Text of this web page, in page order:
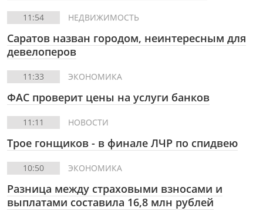
11:54 НЕДВИЖИМОСТЬ
Саратов назван городом, неинтересным для
девелоперов
11:33 ЭКОНОМИКА
ФАС проверит цены на услуги банков
11:11 НОВОСТИ
Трое гонщиков - в финале ЛЧР по спидвею
10:50 ЭКОНОМИКА
Разница между страховыми взносами и
выплатами составила 16,8 млн рублей